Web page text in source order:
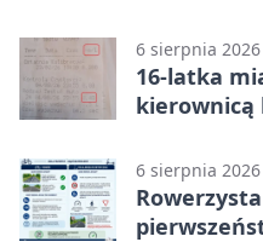
6 sierpnia 2026
16-latka
kierownicą
6 sierpnia 2026